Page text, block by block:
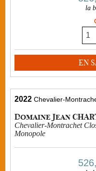
la
EN
2022 Chevalier-
Domaine Jean
Chevalier-Montrachet
Monopole